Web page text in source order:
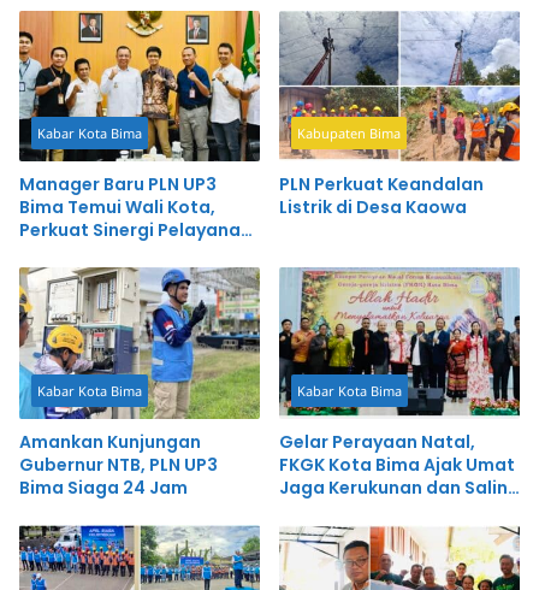
Kabar Kota Bima
Manager Baru PLN UP3
Bima Temui Wali Kota,
Perkuat Sinergi Pelayanan
Kabupaten Bima
PLN Perkuat Keandalan
Listrik di Desa Kaowa
Kabar Kota Bima
Amankan Kunjungan
Gubernur NTB, PLN UP3
Bima Siaga 24 Jam
Kabar Kota Bima
Gelar Perayaan Natal,
FKGK Kota Bima Ajak Umat
Jaga Kerukunan dan Saling